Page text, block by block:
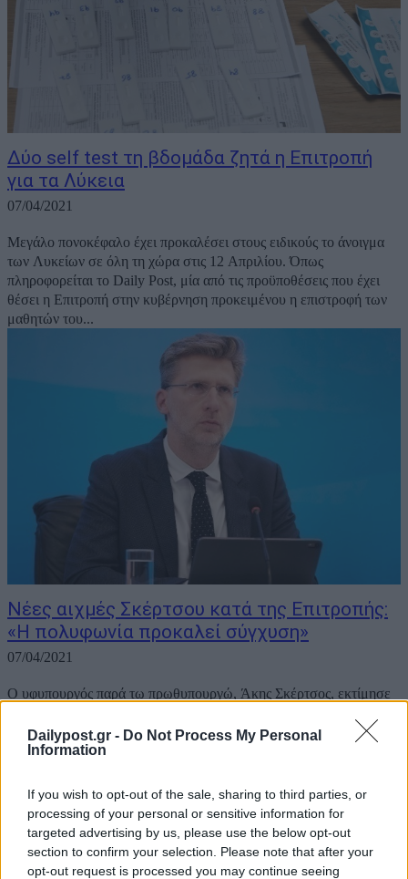
Dailypost.gr - Do Not Process My Personal
Information
If you wish to opt-out of the sale, sharing to third parties, or
processing of your personal or sensitive information for
targeted advertising by us, please use the below opt-out
section to confirm your selection. Please note that after your
opt-out request is processed you may continue seeing
Δύο self test τη βδομάδα ζητά η Επιτροπή
για τα Λύκεια
07/04/2021
Μεγάλο πονοκέφαλο έχει προκαλέσει στους ειδικούς το άνοιγμα
των Λυκείων σε όλη τη χώρα στις 12 Απριλίου. Όπως
πληροφορείται το Daily Post, μία από τις προϋποθέσεις που έχει
θέσει η Επιτροπή στην κυβέρνηση προκειμένου η επιστροφή των
μαθητών του...
Νέες αιχμές Σκέρτσου κατά της Επιτροπής:
«Η πολυφωνία προκαλεί σύγχυση»
07/04/2021
O υφυπουργός παρά τω πρωθυπουργώ, Άκης Σκέρτσος, εκτίμησε
σημειώνοντας ότι αυτός είναι ένας «βασικός παράγοντας που θα
αυξάνει τους βαθμούς ελευθερίας σε σχέση με τη λειτουργία της